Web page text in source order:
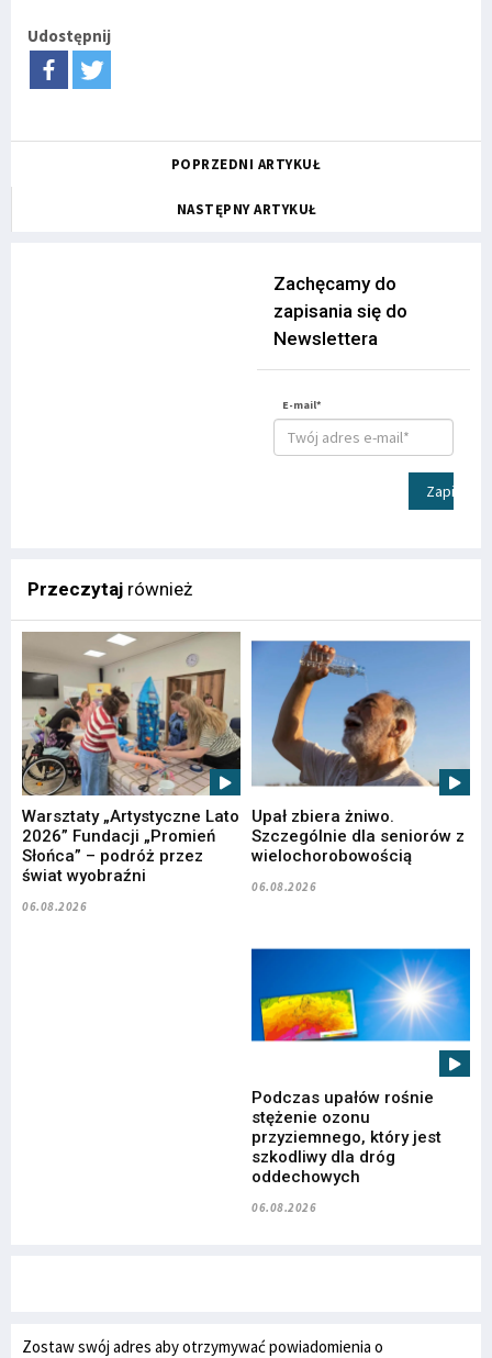
Udostępnij
POPRZEDNI ARTYKUŁ
NASTĘPNY ARTYKUŁ
Zachęcamy do
zapisania się do
Newslettera
E-mail*
Zapisz
Przeczytaj również
Warsztaty „Artystyczne Lato
2026” Fundacji „Promień
Słońca” – podróż przez
świat wyobraźni
06.08.2026
Upał zbiera żniwo.
Szczególnie dla seniorów z
wielochorobowością
06.08.2026
Podczas upałów rośnie
stężenie ozonu
przyziemnego, który jest
szkodliwy dla dróg
oddechowych
06.08.2026
Zostaw swój adres aby otrzymywać powiadomienia o